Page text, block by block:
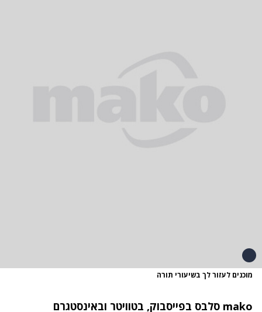
מוכנים לעזור לך בשיעורי תורה
mako סלבס בפייסבוק, בטוויטר ובאינסטגרם